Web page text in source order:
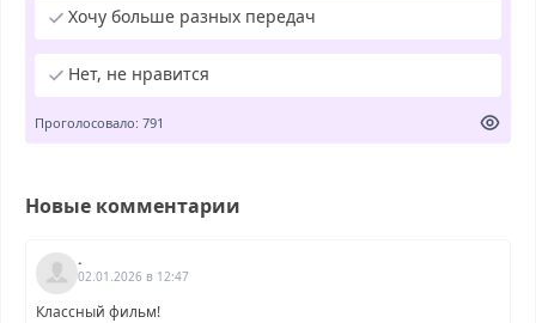
Хочу больше разных передач
Нет, не нравится
Проголосовало: 791
Новые комментарии
.
02.01.2026 в 12:47
Классный фильм!